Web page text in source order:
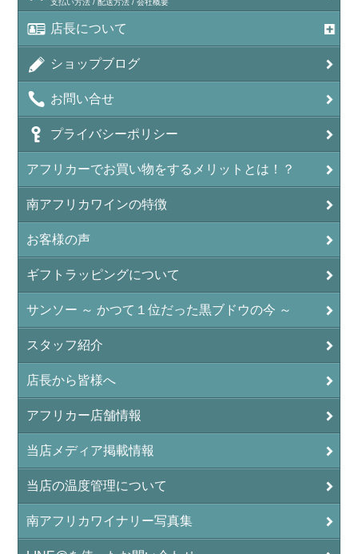
支払い方法 / 配送方法 / 会社概要
店長について
ショップブログ
お問い合せ
プライバシーポリシー
アフリカーでお買い物をするメリットとは！？
南アフリカワインの特徴
お客様の声
ギフトラッピングについて
サンソー ～ かつて１位だった黒ブドウの今 ～
スタッフ紹介
店長から皆様へ
アフリカー店舗情報
当店メディア掲載情報
当店の温度管理について
南アフリカワイナリー写真集